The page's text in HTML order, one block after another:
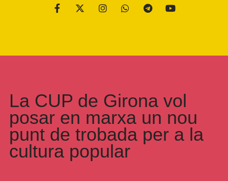
La CUP de Girona vol
posar en marxa un nou
punt de trobada per a la
cultura popular